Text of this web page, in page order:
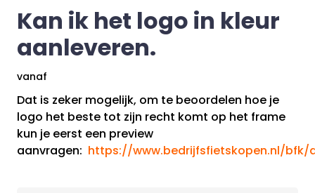
Kan ik het logo in kleur
aanleveren.
vanaf
Dat is zeker mogelijk, om te beoordelen hoe je
logo het beste tot zijn recht komt op het frame
kun je eerst een preview
aanvragen: https://www.bedrijfsfietskopen.nl/bfk/